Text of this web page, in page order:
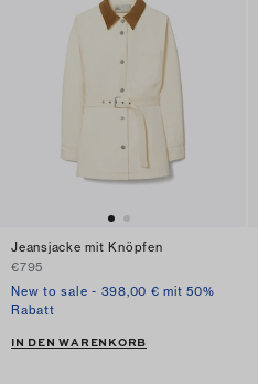
Jeansjacke mit Knöpfen
€795
New to sale - 398,00 € mit 50%
Rabatt
IN DEN WARENKORB